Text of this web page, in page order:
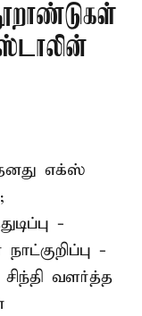
எக்ஸ்
-
-
வளர்த்த